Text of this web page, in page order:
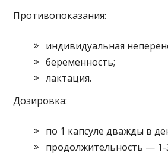
Противопоказания:
индивидуальная
беременность;
лактация.
Дозировка:
по 1 капсуле дважды в
продолжительность — 1-